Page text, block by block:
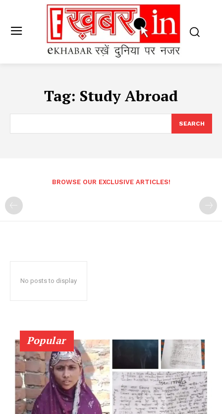
Tag: Study Abroad
SEARCH
BROWSE OUR EXCLUSIVE ARTICLES!
No posts to display
Popular